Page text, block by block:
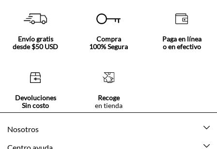
Envío gratis
desde $50 USD
Compra
100% Segura
Paga en línea
o en efectivo
Devoluciones
Sin costo
Recoge
en tienda
Nosotros
Acerca de Tennis